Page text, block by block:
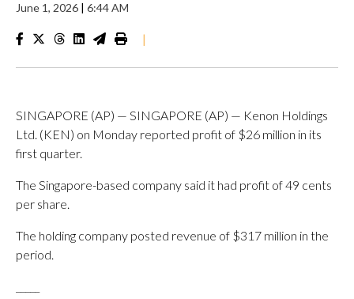
June 1, 2026 | 6:44 AM
|
SINGAPORE (AP) — SINGAPORE (AP) — Kenon Holdings
Ltd. (KEN) on Monday reported profit of $26 million in its
first quarter.
The Singapore-based company said it had profit of 49 cents
per share.
The holding company posted revenue of $317 million in the
period.